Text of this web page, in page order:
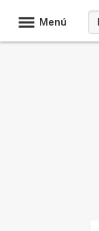
Menú